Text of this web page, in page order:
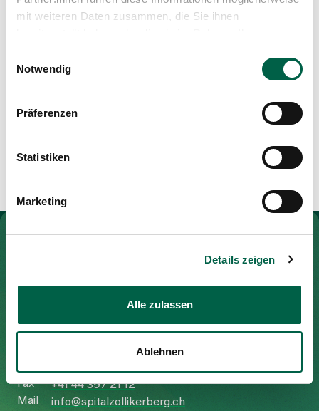
mit weiteren Daten zusammen, die Sie ihnen
bereitgestellt haben oder die sie im Rahmen Ihrer
Notwendig
Präferenzen
Statistiken
Marketing
Details zeigen
Alle zulassen
Ablehnen
Training and further education
Diploma in obstetric acupuncture Zhong Institute
Midwife Bsc
Trichtenhauserstrasse 20
Fax
+41 44 397 21 12
Mail
info@spitalzollikerberg.ch